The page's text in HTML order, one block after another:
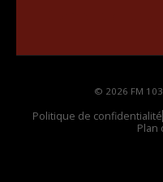
© 2026 FM
Politique de confidentialité
Plan